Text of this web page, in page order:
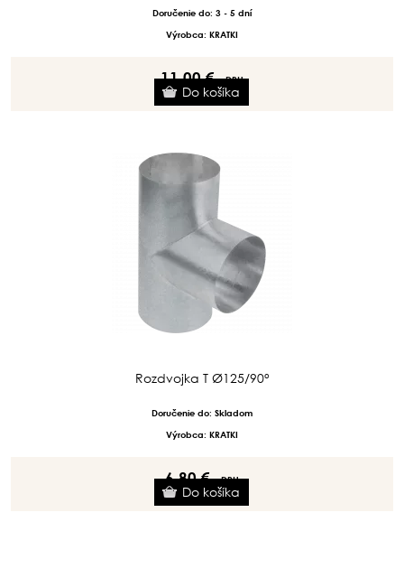
Doručenie do: 3 - 5 dní
Výrobca: KRATKI
11.00 €s DPH
Rozdvojka T Ø125/90°
Doručenie do: Skladom
Výrobca: KRATKI
6.80 €s DPH